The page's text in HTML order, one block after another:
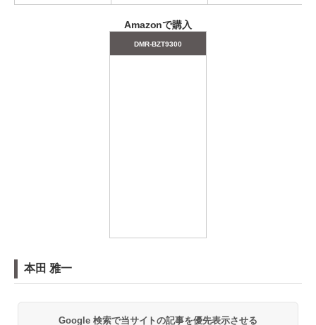
Amazonで購入
DMR-BZT9300
本田 雅一
Google 検索で当サイトの記事を優先表示させる